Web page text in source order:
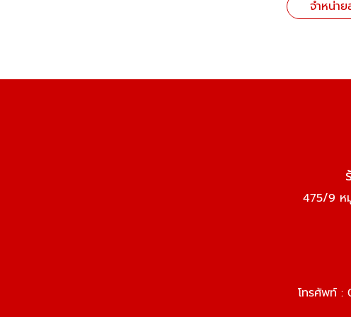
จำหน่า
475/9 ห
โทรศัพท์ :